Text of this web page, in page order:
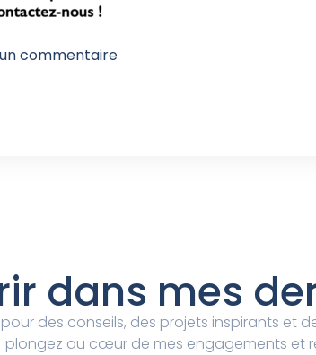
commentaire
dans mes
des conseils, des projets inspirants et
plongez au cœur de mes engagements et